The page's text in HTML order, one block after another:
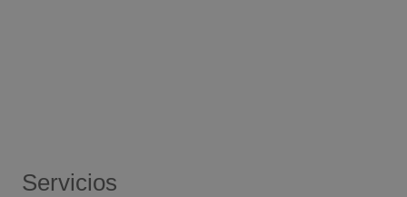
Servicios